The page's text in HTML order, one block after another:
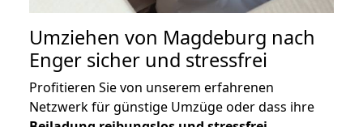
Umziehen von Magdeburg nach
Enger sicher und stressfrei
Profitieren Sie von unserem erfahrenen
Netzwerk für günstige Umzüge oder dass ihre